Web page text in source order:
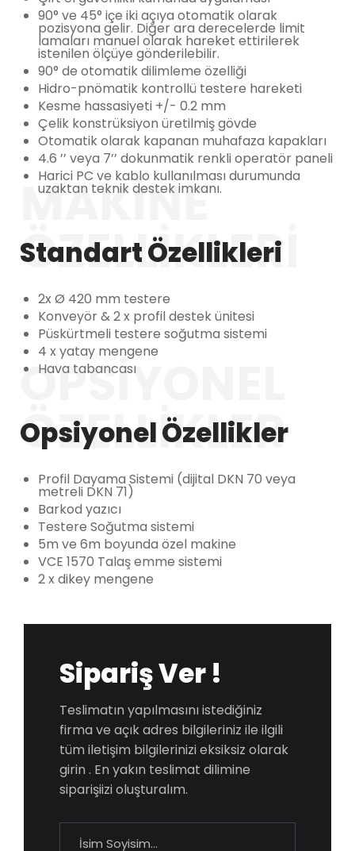
90° ve 45° içe iki açıya otomatik olarak
pozisyona gelir. Diğer ara derecelerde limit
lamaları manuel olarak hareket ettirilerek
istenilen ölçüye gönderilebilir.
90° de otomatik dilimleme özelliği
Hidro-pnömatik kontrollü testere hareketi
Kesme hassasiyeti +/- 0.2 mm
Çelik konstrüksiyon üretilmiş gövde
Otomatik olarak kapanan muhafaza kapakları
4.6 ’’ veya 7’’ dokunmatik renkli operatör paneli
Harici PC ve kablo kullanılması durumunda
uzaktan teknik destek imkanı.
MAKINE
ÖZELLIKLERI
Standart Özellikleri
2x Ø 420 mm testere
Konveyör & 2 x profil destek ünitesi
Püskürtmeli testere soğutma sistemi
4 x yatay mengene
Hava tabancası
OPSIYONEL
ÖZELLIKLER
Opsiyonel Özellikler
Profil Dayama Sistemi (dijital DKN 70 veya
metreli DKN 71)
Barkod yazıcı
Testere Soğutma sistemi
5m ve 6m boyunda özel makine
VCE 1570 Talaş emme sistemi
2 x dikey mengene
Sipariş Ver !
Teslimatın yapılmasını istediğiniz
firma ve açık adres bilgileriniz ile ilgili
tüm iletişim bilgilerinizi eksiksiz olarak
girin . En yakın teslimat dilimine
siparişiizi oluşturalım.